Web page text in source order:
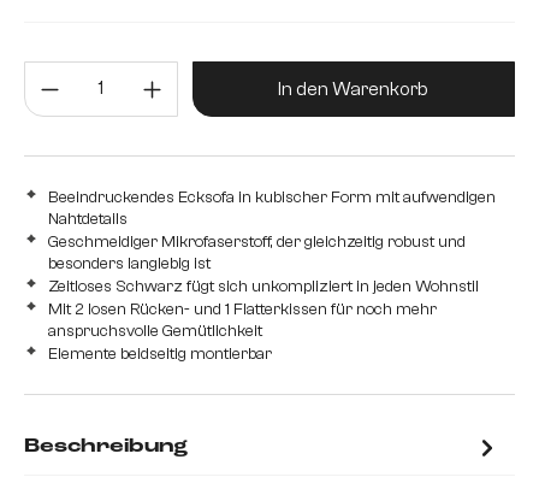
Produkt Anzahl: Gib den
In den Warenkorb
Beeindruckendes Ecksofa in kubischer Form mit aufwendigen
Nahtdetails
Geschmeidiger Mikrofaserstoff, der gleichzeitig robust und
besonders langlebig ist
Zeitloses Schwarz fügt sich unkompliziert in jeden Wohnstil
Mit 2 losen Rücken- und 1 Flatterkissen für noch mehr
anspruchsvolle Gemütlichkeit
Elemente beidseitig montierbar
Beschreibung